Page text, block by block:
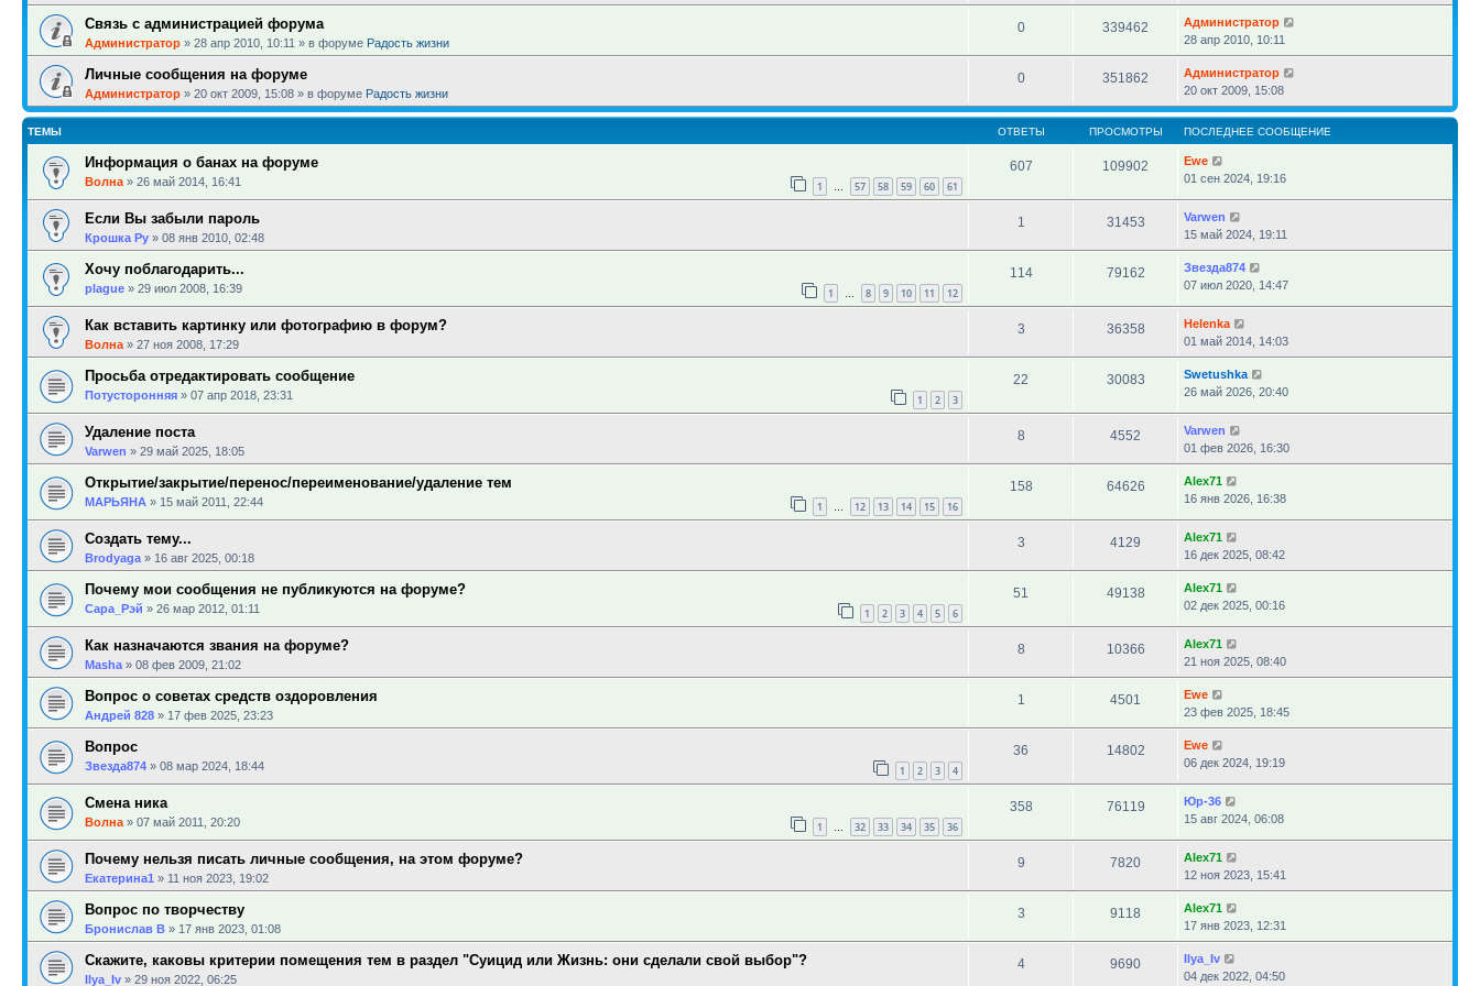
Связь с администрацией форума
Администратор » 28 апр 2010, 10:11 » в форуме Радость жизни
0 339462
Администратор
28 апр 2010, 10:11
Личные сообщения на форуме
Администратор » 20 окт 2009, 15:08 » в форуме Радость жизни
0 351862
Администратор
20 окт 2009, 15:08
ТЕМЫ ОТВЕТЫ ПРОСМОТРЫ ПОСЛЕДНЕЕ СООБЩЕНИЕ
Информация о банах на форуме
Волна » 26 май 2014, 16:41 1 … 57 58 59 60 61
607 109902
Ewe
01 сен 2024, 19:16
Если Вы забыли пароль
Крошка Ру » 08 янв 2010, 02:48
1 31453
Varwen
15 май 2024, 19:11
Хочу поблагодарить...
plague » 29 июл 2008, 16:39 1 … 8 9 10 11 12
114 79162
Звезда874
07 июл 2020, 14:47
Как вставить картинку или фотографию в форум?
Волна » 27 ноя 2008, 17:29
3 36358
Helenka
01 май 2014, 14:03
Просьба отредактировать сообщение
Потусторонняя » 07 апр 2018, 23:31 1 2 3
22 30083
Swetushka
26 май 2026, 20:40
Удаление поста
Varwen » 29 май 2025, 18:05
8 4552
Varwen
01 фев 2026, 16:30
Открытие/закрытие/перенос/переименование/удаление тем
МАРЬЯНА » 15 май 2011, 22:44 1 … 12 13 14 15 16
158 64626
Alex71
16 янв 2026, 16:38
Создать тему...
Brodyaga » 16 авг 2025, 00:18
3 4129
Alex71
16 дек 2025, 08:42
Почему мои сообщения не публикуются на форуме?
Сара_Рэй » 26 мар 2012, 01:11 1 2 3 4 5 6
51 49138
Alex71
02 дек 2025, 00:16
Как назначаются звания на форуме?
Masha » 08 фев 2009, 21:02
8 10366
Alex71
21 ноя 2025, 08:40
Вопрос о советах средств оздоровления
Андрей 828 » 17 фев 2025, 23:23
1 4501
Ewe
23 фев 2025, 18:45
Вопрос
Звезда874 » 08 мар 2024, 18:44 1 2 3 4
36 14802
Ewe
06 дек 2024, 19:19
Смена ника
Волна » 07 май 2011, 20:20 1 … 32 33 34 35 36
358 76119
Юр-36
15 авг 2024, 06:08
Почему нельзя писать личные сообщения, на этом форуме?
Екатерина1 » 11 ноя 2023, 19:02
9 7820
Alex71
12 ноя 2023, 15:41
Вопрос по творчеству
Бронислав В » 17 янв 2023, 01:08
3 9118
Alex71
17 янв 2023, 12:31
Скажите, каковы критерии помещения тем в раздел "Суицид или Жизнь: они сделали свой выбор"?
Ilya_Iv » 29 ноя 2022, 06:25
4 9690
Ilya_Iv
04 дек 2022, 04:50